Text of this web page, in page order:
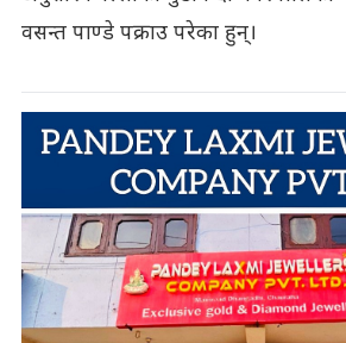
वसन्त पाण्डे पक्राउ परेका हुन्।